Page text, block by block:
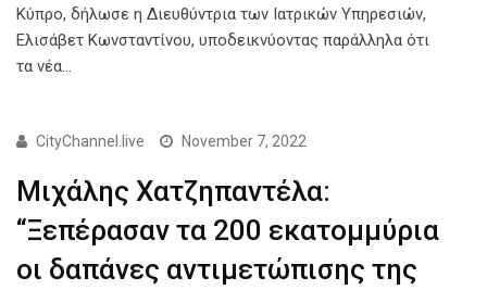
Κύπρο, δήλωσε η Διευθύντρια των Ιατρικών Υπηρεσιών,
Ελισάβετ Κωνσταντίνου, υποδεικνύοντας παράλληλα ότι
τα νέα…
CityChannel.live November 7, 2022
Μιχάλης Χατζηπαντέλα:
“Ξεπέρασαν τα 200 εκατομμύρια
οι δαπάνες αντιμετώπισης της